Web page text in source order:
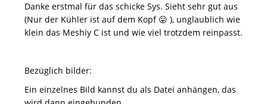
Danke erstmal für das schicke Sys. Sieht sehr gut aus
(Nur der Kühler ist auf dem Kopf 😛 ), unglaublich wie
klein das Meshiy C ist und wie viel trotzdem reinpasst.
Bezüglich bilder:
Ein einzelnes Bild kannst du als Datei anhängen, das